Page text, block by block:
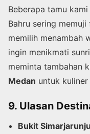
Beberapa tamu
Bahru sering
memilih menambah
ingin menikmati
meminta tambahan
Medan untuk kuliner
9. Ulasan
Bukit